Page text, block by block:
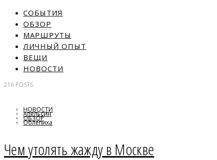
СОБЫТИЯ
ОБЗОР
МАРШРУТЫ
ЛИЧНЫЙ ОПЫТ
ВЕЩИ
НОВОСТИ
216 POSTS
НОВОСТИ
ОБЗОР
Апельсин
Облепиха
Чем утолять жажду в Москве